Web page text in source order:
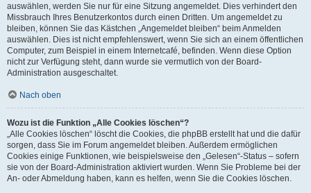
auswählen, werden Sie nur für eine Sitzung angemeldet. Dies verhindert den
Missbrauch Ihres Benutzerkontos durch einen Dritten. Um angemeldet zu
bleiben, können Sie das Kästchen „Angemeldet bleiben“ beim Anmelden
auswählen. Dies ist nicht empfehlenswert, wenn Sie sich an einem öffentlichen
Computer, zum Beispiel in einem Internetcafé, befinden. Wenn diese Option
nicht zur Verfügung steht, dann wurde sie vermutlich von der Board-
Administration ausgeschaltet.
Nach oben
Wozu ist die Funktion „Alle Cookies löschen“?
„Alle Cookies löschen“ löscht die Cookies, die phpBB erstellt hat und die dafür
sorgen, dass Sie im Forum angemeldet bleiben. Außerdem ermöglichen
Cookies einige Funktionen, wie beispielsweise den „Gelesen“-Status – sofern
sie von der Board-Administration aktiviert wurden. Wenn Sie Probleme bei der
An- oder Abmeldung haben, kann es helfen, wenn Sie die Cookies löschen.